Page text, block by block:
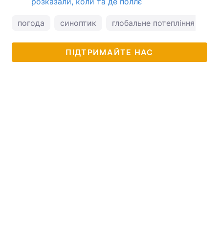
погода синоптик глобальне потепління
ПІДТРИМАЙТЕ НАС